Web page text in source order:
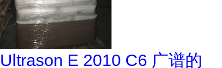
Ultrason E 2010 C6 广谱的